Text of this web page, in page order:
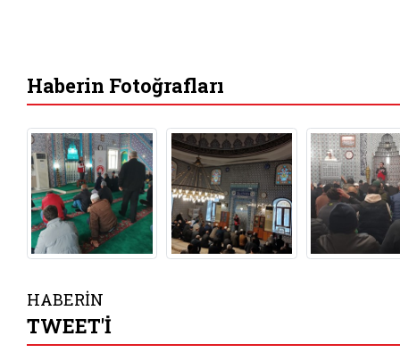
Haberin Fotoğrafları
HABERİN
TWEET'İ